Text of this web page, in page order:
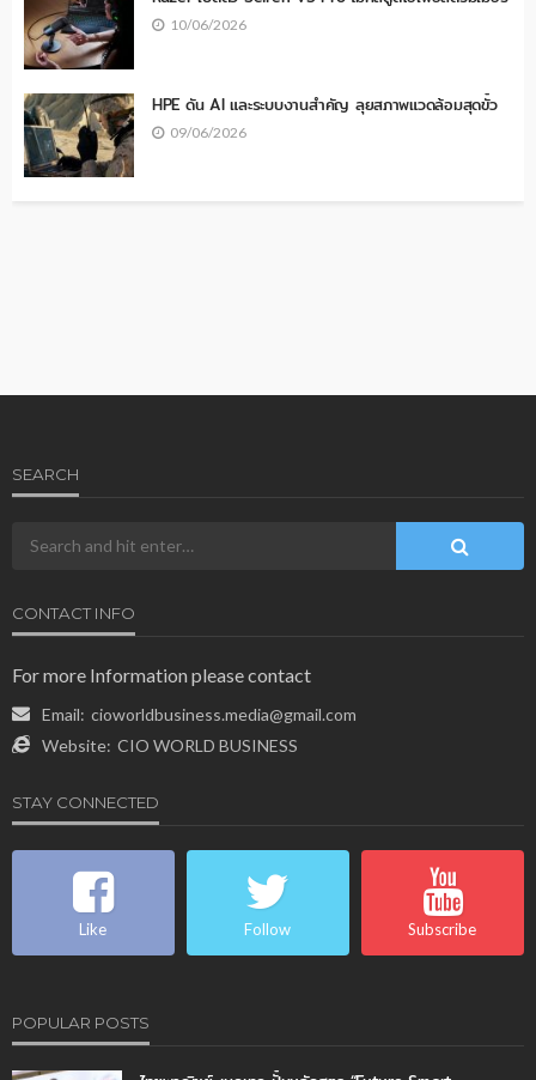
10/06/2026
HPE ดัน AI และระบบงานสำคัญ ลุยสภาพแวดล้อมสุดขั้ว
09/06/2026
SEARCH
CONTACT INFO
For more Information please contact
Email: cioworldbusiness.media@gmail.com
Website: CIO WORLD BUSINESS
STAY CONNECTED
Like Follow Subscribe
POPULAR POSTS